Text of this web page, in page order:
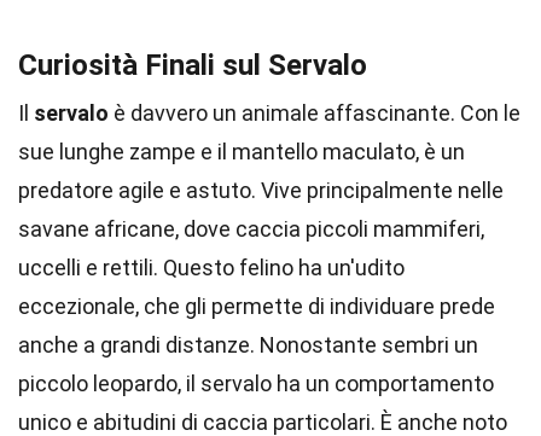
Curiosità Finali sul Servalo
Il servalo è davvero un animale affascinante. Con le
sue lunghe zampe e il mantello maculato, è un
predatore agile e astuto. Vive principalmente nelle
savane africane, dove caccia piccoli mammiferi,
uccelli e rettili. Questo felino ha un'udito
eccezionale, che gli permette di individuare prede
anche a grandi distanze. Nonostante sembri un
piccolo leopardo, il servalo ha un comportamento
unico e abitudini di caccia particolari. È anche noto